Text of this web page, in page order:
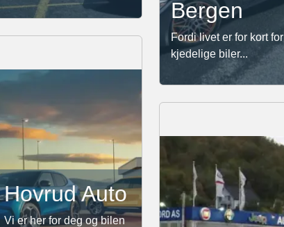
Bergen
Fordi livet er for kort for
kjedelige biler...
Hovrud Auto
Vi er her for deg og bilen